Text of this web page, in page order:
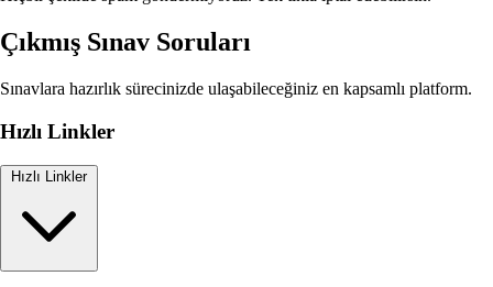
Çıkmış Sınav Soruları
Sınavlara hazırlık sürecinizde ulaşabileceğiniz en kapsamlı platform.
Hızlı Linkler
Hızlı Linkler